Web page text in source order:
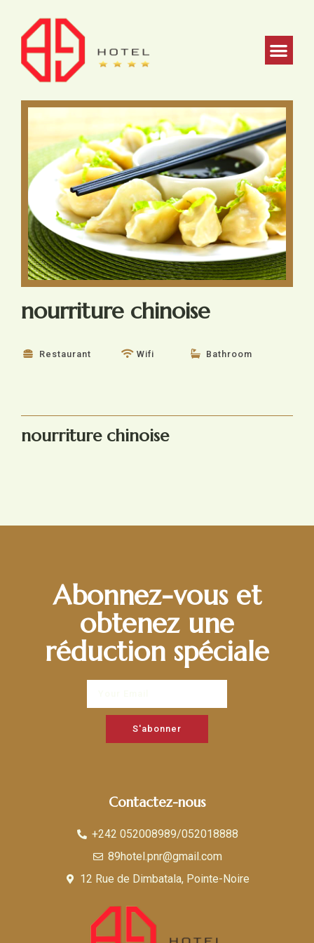
nourriture chinoise
Restaurant Wifi Bathroom
nourriture chinoise
Abonnez-vous et
obtenez une
réduction spéciale
S'abonner
Contactez-nous
+242 052008989/052018888
89hotel.pnr@gmail.com
12 Rue de Dimbatala, Pointe-Noire